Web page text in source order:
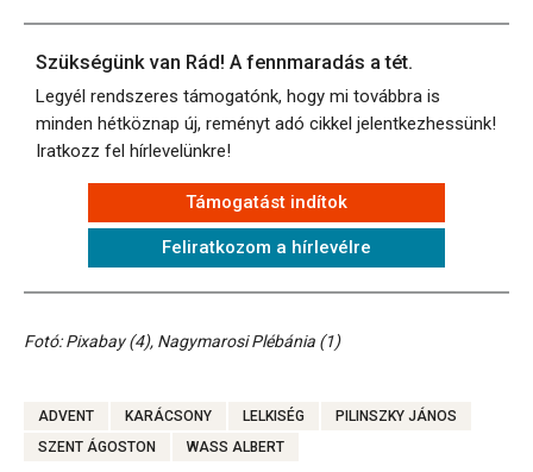
Szükségünk van Rád! A fennmaradás a tét.
Legyél rendszeres támogatónk, hogy mi továbbra is
minden hétköznap új, reményt adó cikkel jelentkezhessünk!
Iratkozz fel hírlevelünkre!
Támogatást indítok
Feliratkozom a hírlevélre
Fotó: Pixabay (4), Nagymarosi Plébánia (1)
ADVENT KARÁCSONY LELKISÉG
PILINSZKY JÁNOS
SZENT ÁGOSTON
WASS ALBERT